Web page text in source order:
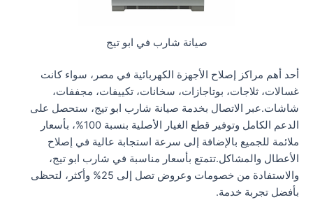
صيانة شارب في ابو تيج
أحد أهم مراكز إصلاح الأجهزة الكهربائية في مصر، سواء كانت
غسالات، ثلاجات، بوتاجازات، سخانات، تكييفات، مجففات،
شاشات.عبر الاتصال بخدمة صيانة شارب ابو تيج، ستحصل على
الدعم الكامل وتوفير قطع الغيار الأصلية بنسبة 100%، بأسعار
ملائمة للجميع بالإضافة إلى سرعة استجابة عالية في إصلاح
الأعطال والمشاكل.تتمتع بأسعار مناسبة في شارب ابو تيج،
والاستفادة من خصومات وعروض تصل إلى 25% وأكثر، لتحظى
بأفضل تجربة خدمة.